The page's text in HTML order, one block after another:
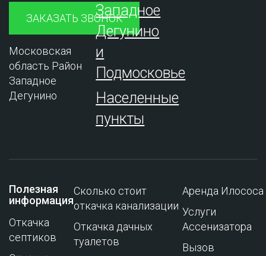
ЗАКАЗАТЬ ЗВОНОК
Московская
область Район
Западное
Дегунино
Западное
Дегунино
и
Подмосковье
Населенные
пункты
Полезная
информация
Откачка
септиков
Сколько стоит
откачка канализации
Откачка дачных
туалетов
Аренда Илососа
Услуги
Ассенизатора
Вызов